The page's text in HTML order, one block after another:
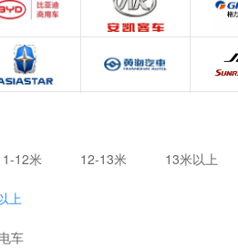
12米 12-13米 13米以上
上
电车